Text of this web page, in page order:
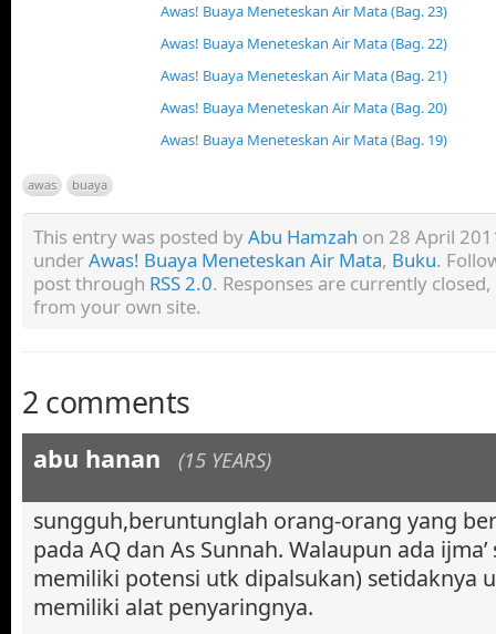
Awas! Buaya Meneteskan Air Mata (Bag. 23)
Awas! Buaya Meneteskan Air Mata (Bag. 22)
Awas! Buaya Meneteskan Air Mata (Bag. 21)
Awas! Buaya Meneteskan Air Mata (Bag. 20)
Awas! Buaya Meneteskan Air Mata (Bag. 19)
awas buaya
This entry was posted byAbu Hamzah on 28 April
underAwas! Buaya Meneteskan Air Mata, Buku.
post through RSS 2.0. Responses are currently
from your own site.
2 comments
abu hanan (15 YEARS)
sungguh,beruntunglah orang-orang yang
pada AQ dan As Sunnah. Walaupun ada
memiliki potensi utk dipalsukan) setidaknya
memiliki alat penyaringnya.